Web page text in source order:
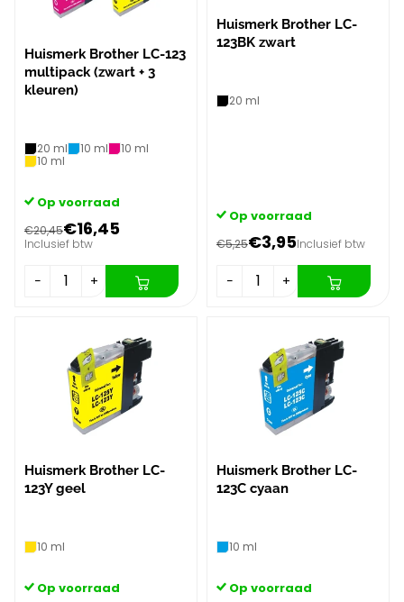
Huismerk Brother LC-123
multipack (zwart + 3
kleuren)
20 ml 10 ml
10 ml
10 ml
Op voorraad
€20,45€16,45
Inclusief btw
− +
Huismerk Brother LC-
123BK zwart
20 ml
Op voorraad
€5,25€3,95Inclusief btw
− +
Huismerk Brother LC-
123Y geel
10 ml
Op voorraad
Huismerk Brother LC-
123C cyaan
10 ml
Op voorraad